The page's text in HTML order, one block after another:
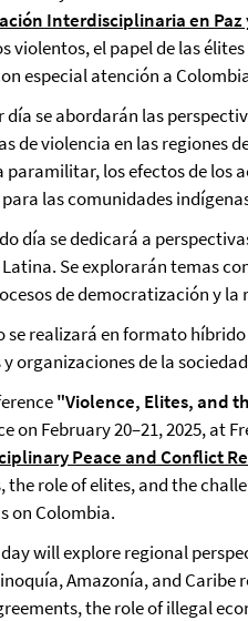
Interdisciplinaria en Paz
violentos, el papel de las
especial atención a
día se abordarán las
de violencia en las regiones
paramilitar, los efectos de los
las comunidades
día se dedicará a
Se explorarán temas
de democratización y
se realizará en formato
organizaciones de la
"Violence, Elites, and
on February 20–21, 2025, at
Peace and Conflict
the role of elites, and the
on Colombia.
will explore regional
Amazonía, and
the role of illegal